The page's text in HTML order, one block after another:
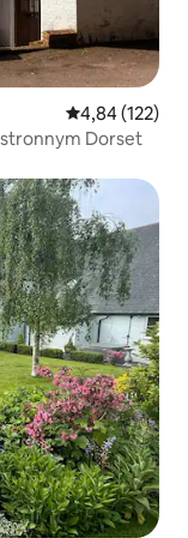
Średnia
4,84 (122)
Dorset